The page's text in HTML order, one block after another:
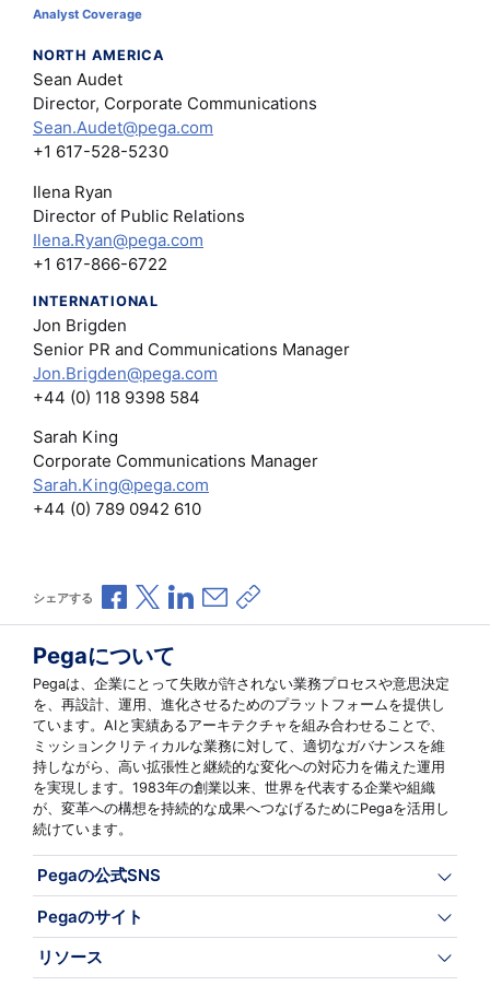
Analyst Coverage
NORTH AMERICA
Sean Audet
Director, Corporate Communications
Sean.Audet@pega.com
+1 617-528-5230
Ilena Ryan
Director of Public Relations
Ilena.Ryan@pega.com
+1 617-866-6722
INTERNATIONAL
Jon Brigden
Senior PR and Communications Manager
Jon.Brigden@pega.com
+44 (0) 118 9398 584
Sarah King
Corporate Communications Manager
Sarah.King@pega.com
+44 (0) 789 0942 610
シェアする Facebookで共有
Xで共有LinkedInで共有
メールで共有
共有リンクをコピー
Pegaについて
Pegaは、企業にとって失敗が許されない業務プロセスや意思決定
を、再設計、運用、進化させるためのプラットフォームを提供し
ています。AIと実績あるアーキテクチャを組み合わせることで、
ミッションクリティカルな業務に対して、適切なガバナンスを維
持しながら、高い拡張性と継続的な変化への対応力を備えた運用
を実現します。1983年の創業以来、世界を代表する企業や組織
が、変革への構想を持続的な成果へつなげるためにPegaを活用し
続けています。
Pegaの公式SNS
Pegaのサイト
リソース